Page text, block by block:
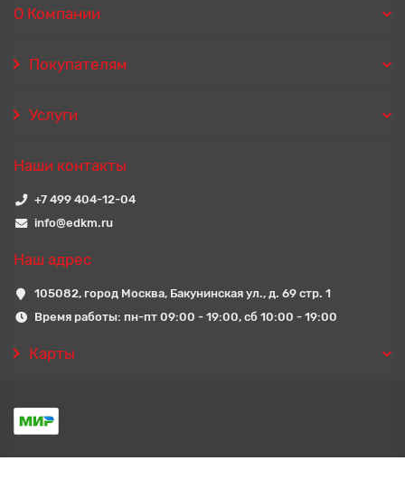
О Компании
Покупателям
Услуги
Наши контакты
+7 499 404-12-04
info@edkm.ru
Наш адрес
105082, город Москва, Бакунинская ул., д. 69 стр. 1
Время работы: пн-пт 09:00 - 19:00, сб 10:00 - 19:00
Карты